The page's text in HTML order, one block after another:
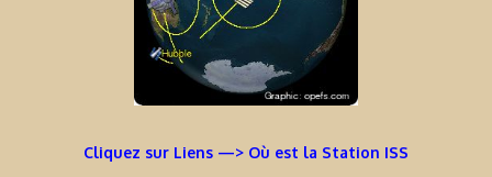
Cliquez sur Liens —> Où est la Station ISS